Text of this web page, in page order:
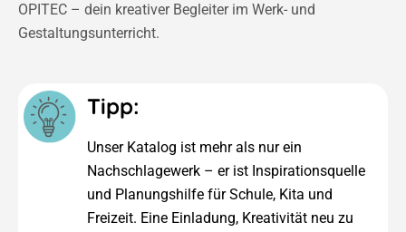
OPITEC – dein kreativer Begleiter im Werk- und
Gestaltungsunterricht.
Tipp:
Unser Katalog ist mehr als nur ein
Nachschlagewerk – er ist Inspirationsquelle
und Planungshilfe für Schule, Kita und
Freizeit. Eine Einladung, Kreativität neu zu